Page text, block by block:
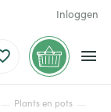
Inloggen
Plants en pots